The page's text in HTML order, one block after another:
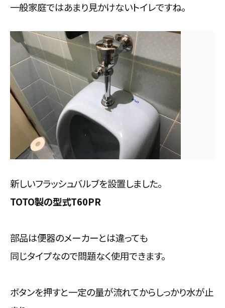
一般家庭ではあまり見かけないトイレですね。
新しいフラッシュバルブを設置しました。
TOTO製の型式T60PR
部品は便器のメーカーとは違っても
同じタイプなので問題なく使用できます。
ボタンを押すと一定の量が流れてからしっかり水が止